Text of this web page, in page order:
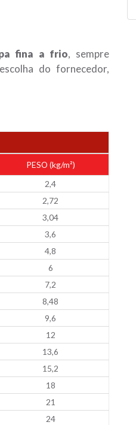
fina a frio, sempre
do fornecedor,
PESO (kg/m²)
2,4
2,72
3,04
3,6
4,8
6
7,2
8,48
9,6
12
13,6
15,2
18
21
24